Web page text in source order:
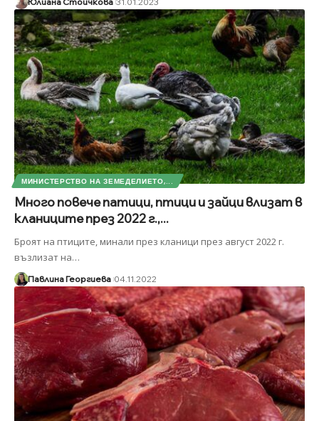
МИНИСТЕРСТВО НА ЗЕМЕДЕЛИЕТО,...
Много повече патици, птици и зайци влизат в
кланиците през 2022 г.,...
Броят на птиците, минали през кланици през август 2022 г.
възлизат на…
Павлина Георгиева 04.11.2022